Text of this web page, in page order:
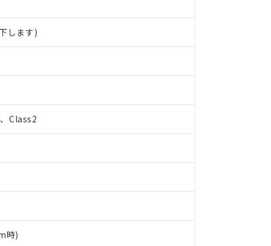
します)
Class2
時)